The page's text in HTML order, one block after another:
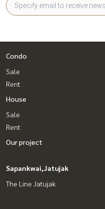
Condo
Sale
Rent
House
Sale
Rent
Our project
Sapankwai,Jatujak
The Line Jatujak